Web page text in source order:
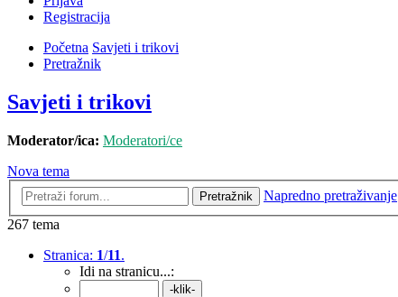
Registracija
Početna Savjeti i trikovi
Pretražnik
Savjeti i trikovi
Moderator/ica: Moderatori/ce
Nova tema
Pretražnik
Napredno pretraživanje
267 tema
Stranica: 1/11.
Idi na stranicu...: